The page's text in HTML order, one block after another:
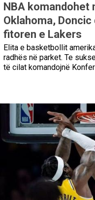
NBA komandohet
Oklahoma,
fitoren e Lakers
Elita e basketbollit
radhës në parket. Te
të cilat komandojnë